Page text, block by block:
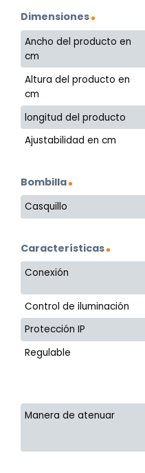
Dimensiones
Ancho del producto en
cm
Altura del producto en
cm
longitud del producto
Ajustabilidad en cm
Bombilla
Casquillo
Características
Conexión
Control de iluminación
Protección IP
Regulable
Manera de atenuar